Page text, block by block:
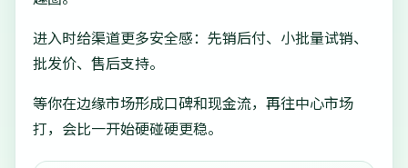
进入时给渠道更多安全感：先销后付、小批量试销、
批发价、售后支持。
等你在边缘市场形成口碑和现金流，再往中心市场
打，会比一开始硬碰硬更稳。